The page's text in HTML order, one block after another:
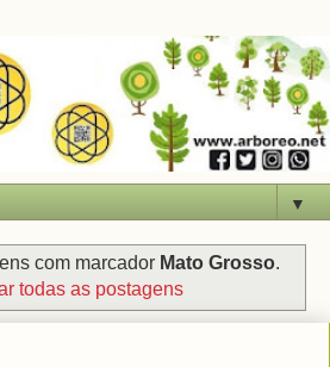
▼
com marcador Mato Grosso.
todas as postagens